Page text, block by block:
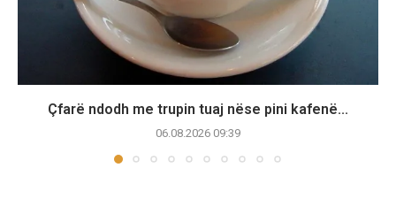
Çfarë ndodh me trupin tuaj nëse pini kafenë...
06.08.2026 09:39